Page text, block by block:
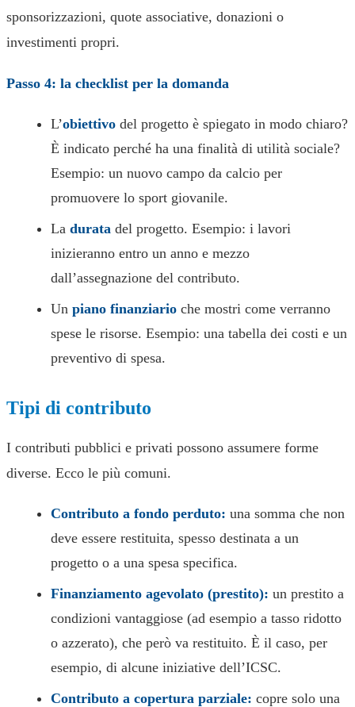
sponsorizzazioni, quote associative, donazioni o
investimenti propri.
Passo 4: la checklist per la domanda
L’obiettivo del progetto è spiegato in modo chiaro?
È indicato perché ha una finalità di utilità sociale?
Esempio: un nuovo campo da calcio per
promuovere lo sport giovanile.
La durata del progetto. Esempio: i lavori
inizieranno entro un anno e mezzo
dall’assegnazione del contributo.
Un piano finanziario che mostri come verranno
spese le risorse. Esempio: una tabella dei costi e un
preventivo di spesa.
Tipi di contributo
I contributi pubblici e privati possono assumere forme
diverse. Ecco le più comuni.
Contributo a fondo perduto: una somma che non
deve essere restituita, spesso destinata a un
progetto o a una spesa specifica.
Finanziamento agevolato (prestito): un prestito a
condizioni vantaggiose (ad esempio a tasso ridotto
o azzerato), che però va restituito. È il caso, per
esempio, di alcune iniziative dell’ICSC.
Contributo a copertura parziale: copre solo una